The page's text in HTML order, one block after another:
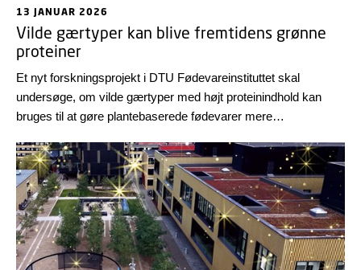
13 JANUAR 2026
Vilde gærtyper kan blive fremtidens grønne
proteiner
Et nyt forskningsprojekt i DTU Fødevareinstituttet skal
undersøge, om vilde gærtyper med højt proteinindhold kan
bruges til at gøre plantebaserede fødevarer mere